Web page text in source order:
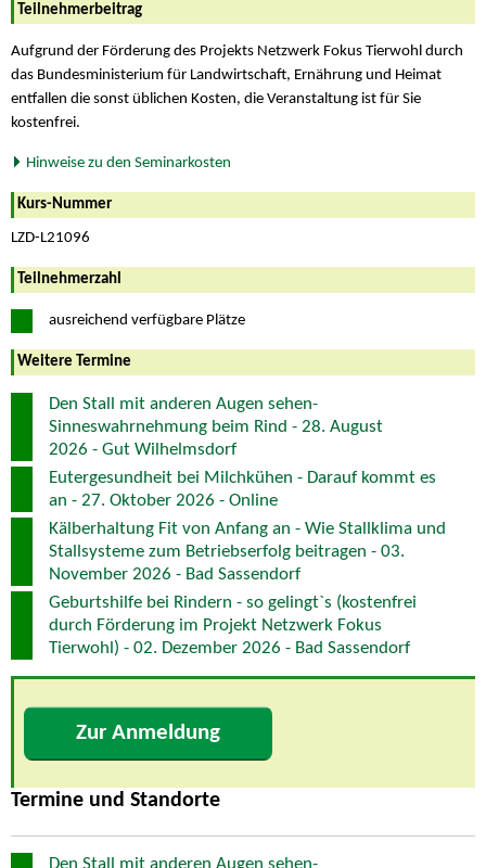
Teilnehmerbeitrag
Aufgrund der Förderung des Projekts Netzwerk Fokus Tierwohl durch
das Bundesministerium für Landwirtschaft, Ernährung und Heimat
entfallen die sonst üblichen Kosten, die Veranstaltung ist für Sie
kostenfrei.
Hinweise zu den Seminarkosten
Kurs-Nummer
LZD-L21096
Teilnehmerzahl
ausreichend verfügbare Plätze
Weitere Termine
Den Stall mit anderen Augen sehen-
Sinneswahrnehmung beim Rind - 28. August
2026 - Gut Wilhelmsdorf
Eutergesundheit bei Milchkühen - Darauf kommt es
an - 27. Oktober 2026 - Online
Kälberhaltung Fit von Anfang an - Wie Stallklima und
Stallsysteme zum Betriebserfolg beitragen - 03.
November 2026 - Bad Sassendorf
Geburtshilfe bei Rindern - so gelingt`s (kostenfrei
durch Förderung im Projekt Netzwerk Fokus
Tierwohl) - 02. Dezember 2026 - Bad Sassendorf
Zur Anmeldung
Termine und Standorte